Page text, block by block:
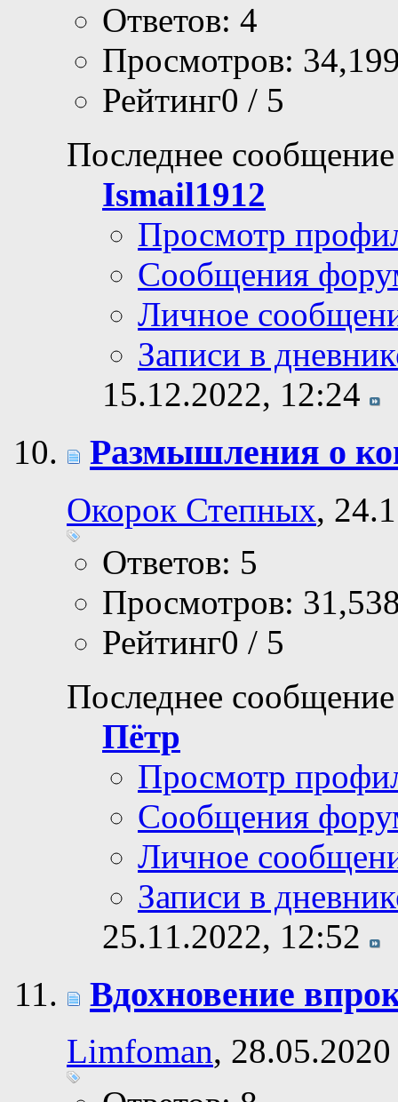
Ответов: 4
Просмотров:
Рейтинг0 / 5
Последнее
Ismail1912
Просмотр
Сообщения
Личное
Записи в
15.12.2022, 12:24
Размышления о
Окорок Степных,
Ответов: 5
Просмотров:
Рейтинг0 / 5
Последнее
Пётр
Просмотр
Сообщения
Личное
Записи в
25.11.2022, 12:52
Вдохновение
Limfoman,